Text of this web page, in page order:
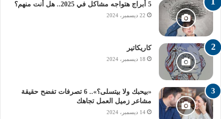
راديو الجامعة زيادة المصروفات في المدارس
مرحلة رياض الأطفال KG1
مصروفات المدارس الحكومية
نفي شائعات تأجيل الدراسة
5 أبراج هتواجه مشاكل في 2025.. هل أنت منهم؟
22 ديسمبر، 2024
كاريكاتير
18 ديسمبر، 2024
«بيحبك ولا بيتسلى؟».. 6 تصرفات تفضح حقيقة
مشاعر زميل العمل تجاهك
14 ديسمبر، 2024